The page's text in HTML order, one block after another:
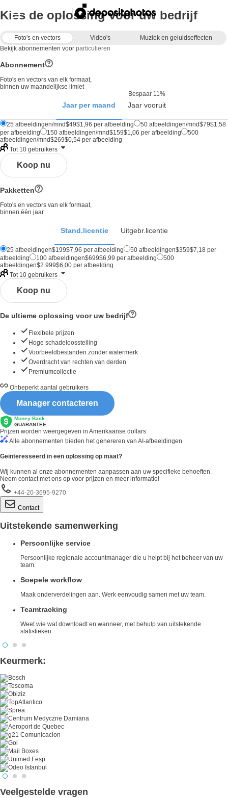
Kies de oplossing voor uw bedrijf
Foto's en vectors Video's
Muziek en geluidseffecten
Bekijk abonnementen voor particulieren
Abonnement
Foto's en vectors van elk formaat,
binnen uw maandelijkse limiet
Jaar per maand
Bespaar 11%
Jaar vooruit
25 afbeeldingen/mnd$49$1,96 per afbeelding 50 afbeeldingen/mnd$79$1,58
per afbeelding
150 afbeeldingen/mnd$159$1,06 per afbeelding
500
afbeeldingen/mnd$269$0,54 per afbeelding
Tot 10 gebruikers
Koop nu
Pakketten
Foto's en vectors van elk formaat,
binnen één jaar
Stand.licentie Uitgebr.licentie
25 afbeeldingen$199$7,96 per afbeelding 50 afbeeldingen$359$7,18 per
afbeelding
100 afbeeldingen$699$6,99 per afbeelding
500
afbeeldingen$2.999$6,00 per afbeelding
Tot 10 gebruikers
Koop nu
De ultieme oplossing voor uw bedrijf
Flexibele prijzen
Hoge schadeloosstelling
Voorbeeldbestanden zonder watermerk
Overdracht van rechten van derden
Premiumcollectie
Onbeperkt aantal gebruikers
Manager contacteren
Money Back
GUARANTEE
Prijzen worden weergegeven in Amerikaanse dollars
Alle abonnementen bieden het genereren van AI-afbeeldingen
Geïnteresseerd in een oplossing op maat?
Wij kunnen al onze abonnementen aanpassen aan uw specifieke behoeften.
Neem contact met ons op voor prijzen en meer informatie!
+44-20-3695-9270
Contact
Uitstekende samenwerking
Persoonlijke service
Persoonlijke regionale accountmanager die u helpt bij het beheer van uw
team.
Soepele workflow
Maak onderverdelingen aan. Werk eenvoudig samen met uw team.
Teamtracking
Weet wie wat downloadt en wanneer, met behulp van uitstekende
statistieken
Keurmerk:
Veelgestelde vragen